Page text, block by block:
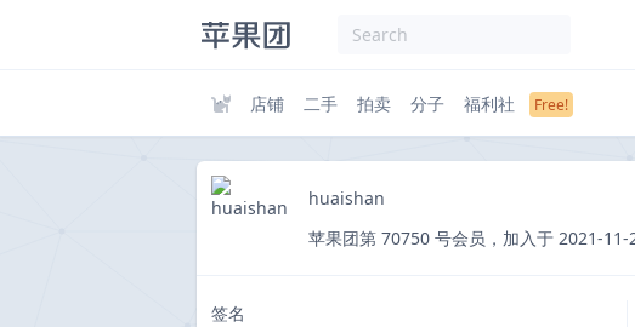
店铺 二手 拍卖 分子 福利社
huaishan
苹果团第 70750 号会员，加入于 2021-
签名